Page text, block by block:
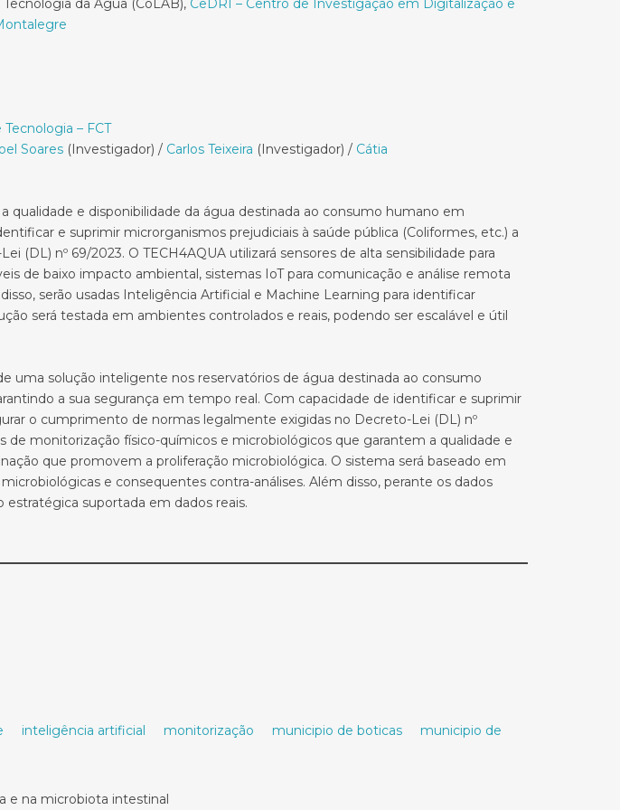
da Água (CoLAB), CeDRI – Centro de Investigação em Digitalização e
– FCT
Soares (Investigador) / Carlos Teixeira (Investigador) / Cátia
e disponibilidade da água destinada ao consumo humano em
e suprimir microrganismos prejudiciais à saúde pública (Coliformes, etc.) a
nº 69/2023. O TECH4AQUA utilizará sensores de alta sensibilidade para
de baixo impacto ambiental, sistemas IoT para comunicação e análise remota
serão usadas Inteligência Artificial e Machine Learning para identificar
será testada em ambientes controlados e reais, podendo ser escalável e útil
uma solução inteligente nos reservatórios de água destinada ao consumo
a sua segurança em tempo real. Com capacidade de identificar e suprimir
o cumprimento de normas legalmente exigidas no Decreto-Lei (DL) nº
monitorização físico-químicos e microbiológicos que garantem a qualidade e
que promovem a proliferação microbiológica. O sistema será baseado em
e consequentes contra-análises. Além disso, perante os dados
estratégica suportada em dados reais.
inteligência artificial monitorização municipio de boticas
municipio de
e na microbiota intestinal